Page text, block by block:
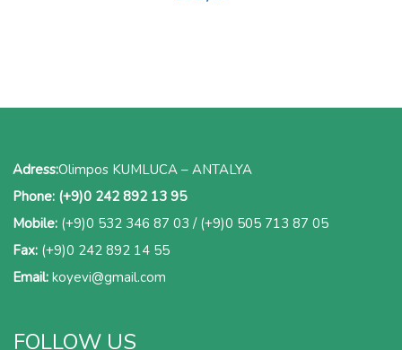
Adress:Olimpos KUMLUCA – ANTALYA
Phone: (+9)0 242 892 13 95
Mobile: (+9)0 532 346 87 03 / (+9)0 505 713 87 05
Fax: (+9)0 242 892 14 55
Email: koyevi@gmail.com
FOLLOW US